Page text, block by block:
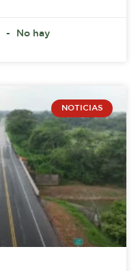
No hay
NOTICIAS